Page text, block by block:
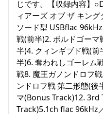
じです。【収録内容】
ィアーズ オブ ザ キン
ソード型 USBflac
戦(前半)2. ボルドゴー
半)4. クィンギブド戦(
半)6. 奪われしゴーレム
戦8. 魔王ガノンドロフ
ンドロフ戦 第二形態(後
マ(Bonus Track)12.
Track)5.1ch flac 96kHz